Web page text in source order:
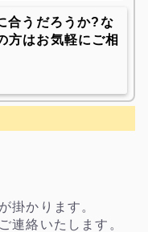
合うだろうか?な
方はお気軽にご相
掛かります。
連絡いたします。